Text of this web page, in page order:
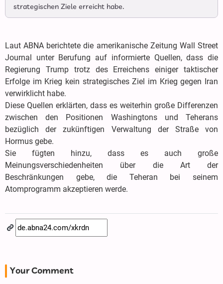
strategischen Ziele erreicht habe.
Laut ABNA berichtete die amerikanische Zeitung Wall Street
Journal unter Berufung auf informierte Quellen, dass die
Regierung Trump trotz des Erreichens einiger taktischer
Erfolge im Krieg kein strategisches Ziel im Krieg gegen Iran
verwirklicht habe.
Diese Quellen erklärten, dass es weiterhin große Differenzen
zwischen den Positionen Washingtons und Teherans
bezüglich der zukünftigen Verwaltung der Straße von
Hormus gebe.
Sie fügten hinzu, dass es auch große
Meinungsverschiedenheiten über die Art der
Beschränkungen gebe, die Teheran bei seinem
Atomprogramm akzeptieren werde.
Your Comment